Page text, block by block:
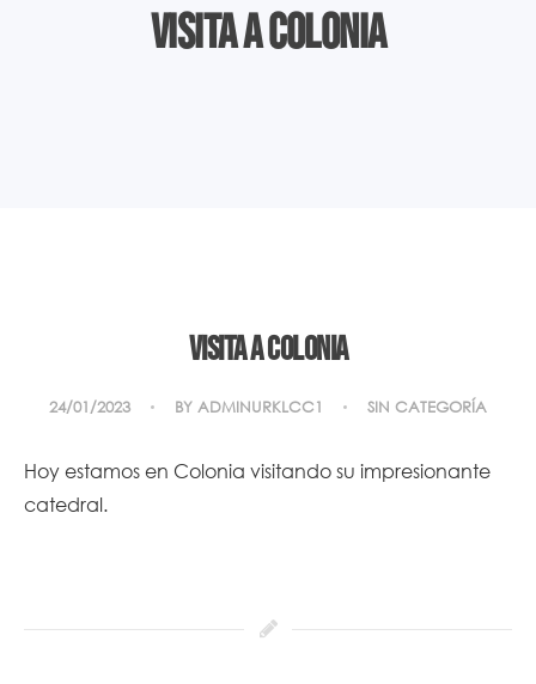
Visita a Colonia
Visita a Colonia
24/01/2023 BY ADMINURKLCC1 SIN CATEGORÍA
Hoy estamos en Colonia visitando su impresionante
catedral.